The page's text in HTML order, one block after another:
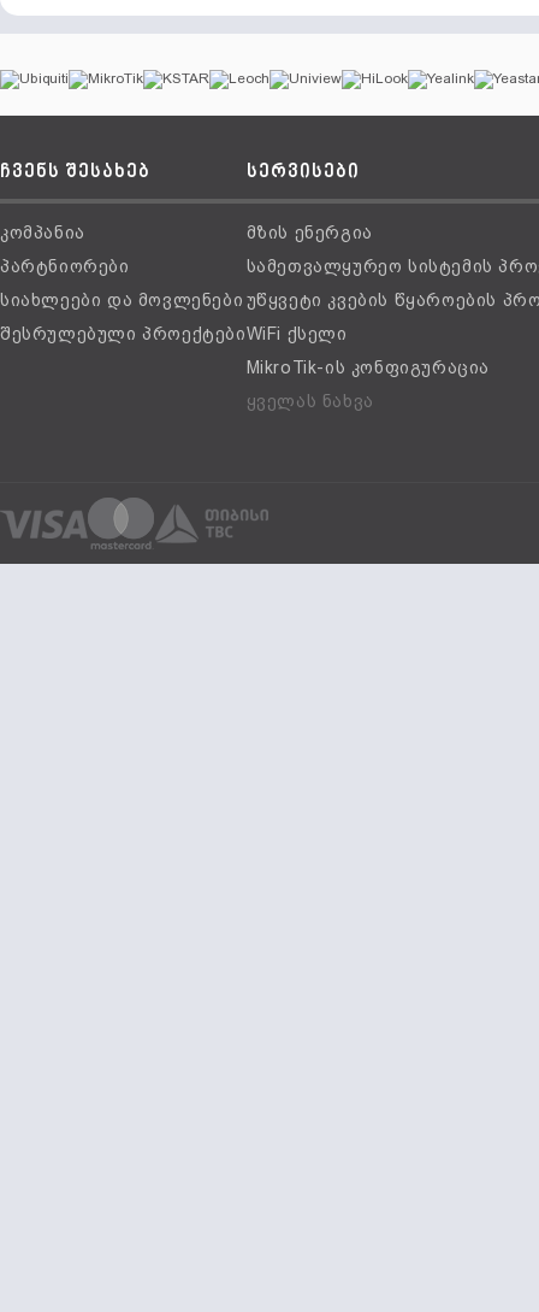
ჩვენს შესახებ
კომპანია
პარტნიორები
სიახლეები და მოვლენები
შესრულებული პროექტები
სერვისები
მზის ენერგია
სამეთვალყურეო სისტემის
უწყვეტი კვების წყაროების
WiFi ქსელი
MikroTik-ის კონფიგურაცია
ყველას ნახვა